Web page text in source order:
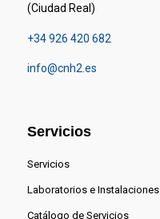
(Ciudad Real)
+34 926 420 682
info@cnh2.es
Servicios
Servicios
Laboratorios e Instalaciones
Catálogo de Servicios